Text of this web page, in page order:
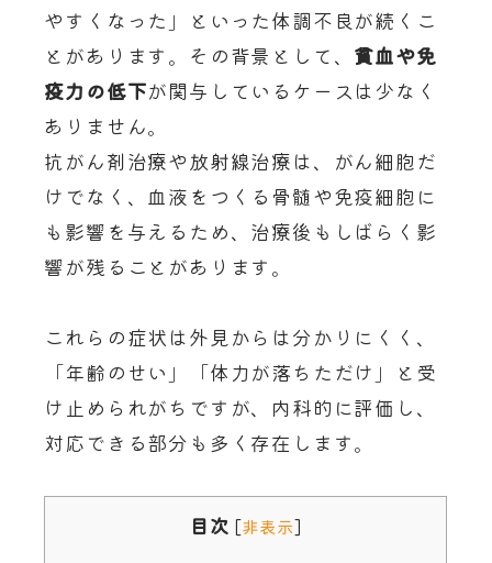
やすくなった」といった体調不良が続くこ
とがあります。その背景として、 貧血や免
疫力の低下が関与しているケースは少なく
ありません。
抗がん剤治療や放射線治療は、がん細胞だ
けでなく、血液をつくる骨髄や免疫細胞に
も影響を与えるため、治療後もしばらく影
響が残ることがあります。
これらの症状は外見からは分かりにくく、
「年齢のせい」「体力が落ちただけ」と受
け止められがちですが、内科的に評価し、
対応できる部分も多く存在します。
目次 [非表示]